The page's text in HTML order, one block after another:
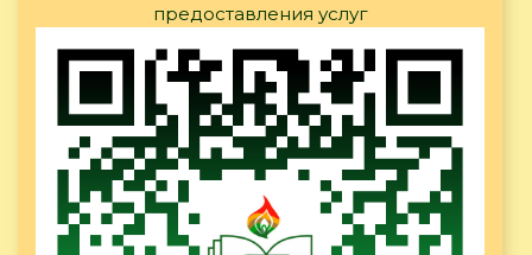
предоставления услуг